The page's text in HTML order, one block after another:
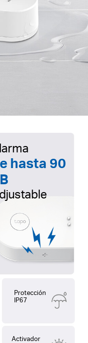
hasta 90
Protección
IP67
Activador